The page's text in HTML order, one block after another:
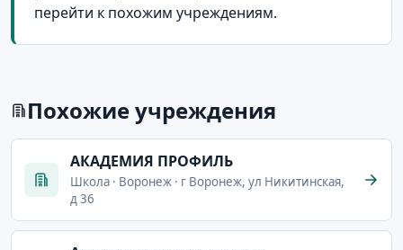
перейти к похожим учреждениям.
Похожие учреждения
АКАДЕМИЯ ПРОФИЛЬ
Школа · Воронеж · г Воронеж, ул Никитинская,
д 36